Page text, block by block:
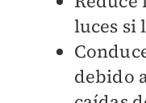
luces si
debido